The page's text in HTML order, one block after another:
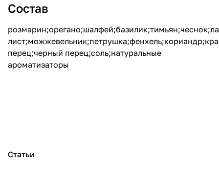
Состав
перец;черный перец;соль;натуральные
ароматизаторы
Статьи